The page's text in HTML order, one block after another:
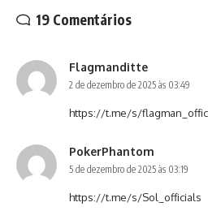
19 Comentários
Flagmanditte
2 de dezembro de 2025 às 03:49
https://t.me/s/
PokerPhantom
5 de dezembro de 2025 às 03:19
https://t.me/s/Sol_officials